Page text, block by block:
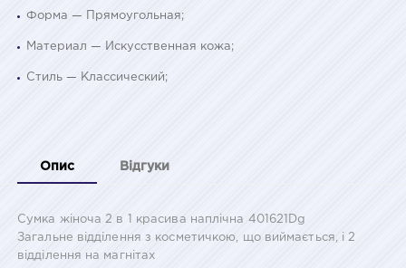
Форма — Прямоугольная;
Материал — Искусственная кожа;
Стиль — Классический;
Опис Відгуки
Сумка жіноча 2 в 1 красива наплічна 401621Dg
Загальне відділення з косметичкою, що виймається, і 2
відділення на магнітах